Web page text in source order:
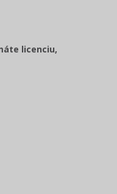
licenciu,